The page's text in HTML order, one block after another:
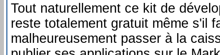
Tout naturellement ce kit de
reste totalement gratuit même s'il
malheureusement passer à la